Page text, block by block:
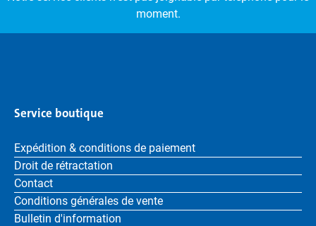
moment.
Service boutique
Expédition & conditions de paiement
Droit de rétractation
Contact
Conditions générales de vente
Bulletin d'information